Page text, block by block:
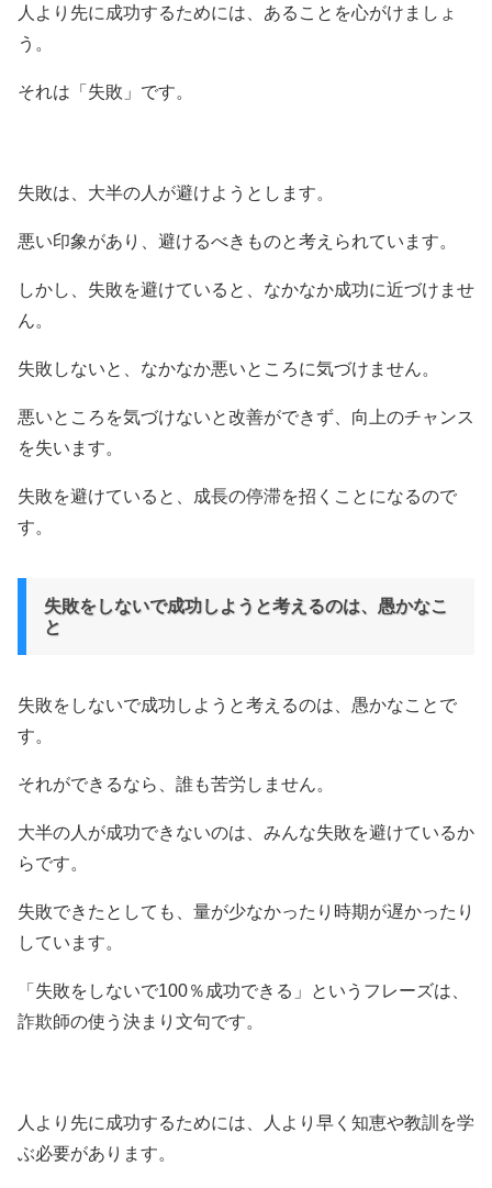
人より先に成功するためには、あることを心がけましょ
う。
それは「失敗」です。
失敗は、大半の人が避けようとします。
悪い印象があり、避けるべきものと考えられています。
しかし、失敗を避けていると、なかなか成功に近づけませ
ん。
失敗しないと、なかなか悪いところに気づけません。
悪いところを気づけないと改善ができず、向上のチャンス
を失います。
失敗を避けていると、成長の停滞を招くことになるので
す。
失敗をしないで成功しようと考えるのは、愚かなこ
と
失敗をしないで成功しようと考えるのは、愚かなことで
す。
それができるなら、誰も苦労しません。
大半の人が成功できないのは、みんな失敗を避けているか
らです。
失敗できたとしても、量が少なかったり時期が遅かったり
しています。
「失敗をしないで100％成功できる」というフレーズは、
詐欺師の使う決まり文句です。
人より先に成功するためには、人より早く知恵や教訓を学
ぶ必要があります。